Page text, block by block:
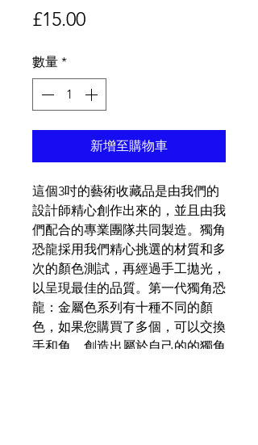
£15.00價
數量 *
新增至購物車
這個3吋的藝術收藏品是由我們的
設計師精心創作出來的，並且由我
們配合的專業團隊共同製造。獨角
恐龍採用我們精心挑選的材質和多
次的顏色測試，再經過手工拋光，
以呈現最佳的品質。第一代獨角恐
龍：金屬色系列有十種不同的顏
色，如果您購買了多個，可以交換
手和角，創造出屬於自己的的獨角